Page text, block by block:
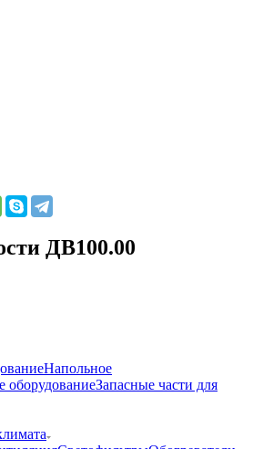
ДВ100.00
Напольное
оборудованиеЗапасные части для